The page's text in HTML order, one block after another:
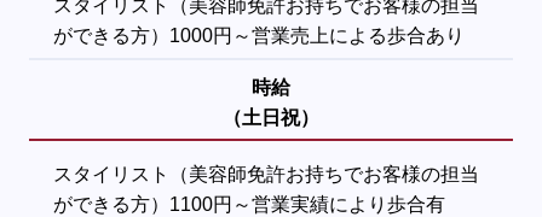
スタイリスト（美容師免許お持ちでお客様の担当
ができる方）1000円～営業売上による歩合あり
時給
（土日祝）
スタイリスト（美容師免許お持ちでお客様の担当
ができる方）1100円～営業実績により歩合有